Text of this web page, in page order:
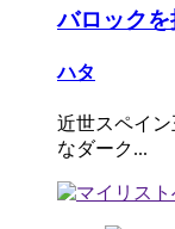
バロックを
ハタ
近世スペイ
なダーク...